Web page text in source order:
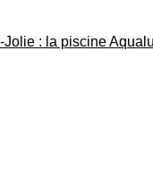
Jolie : la piscine